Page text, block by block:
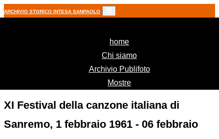
ARCHIVIO STORICO INTESA SANPAOLO
home(current)
Chi siamo
Archivio Publifoto
Mostre
XI Festival della canzone italiana di
Sanremo, 1 febbraio 1961 - 06 febbraio